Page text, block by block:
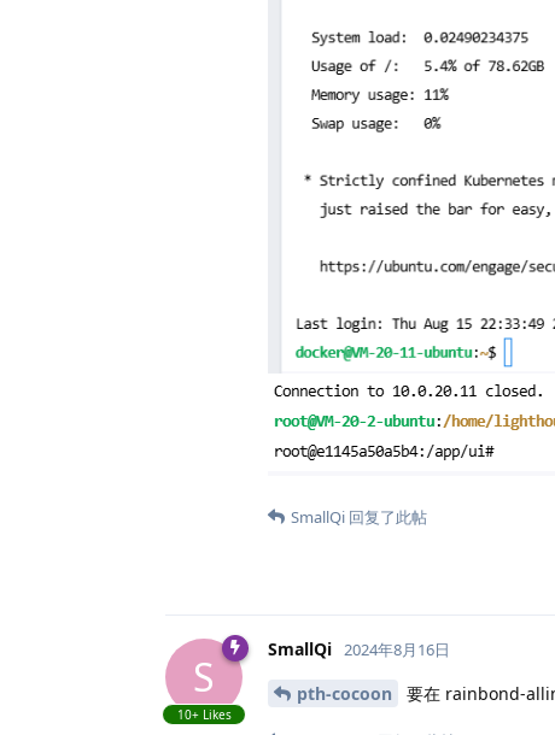
SmallQi 回复了此帖
S
SmallQi 2024年8月16日
10+ Likes
pth-cocoon 要在 rainbond-